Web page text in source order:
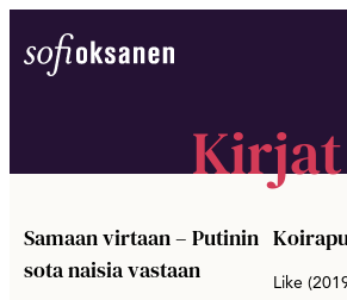
suoraan
sisältöön
Sofi Oksanen
Kirjat
Samaan virtaan – Putinin
sota naisia vastaan
Like